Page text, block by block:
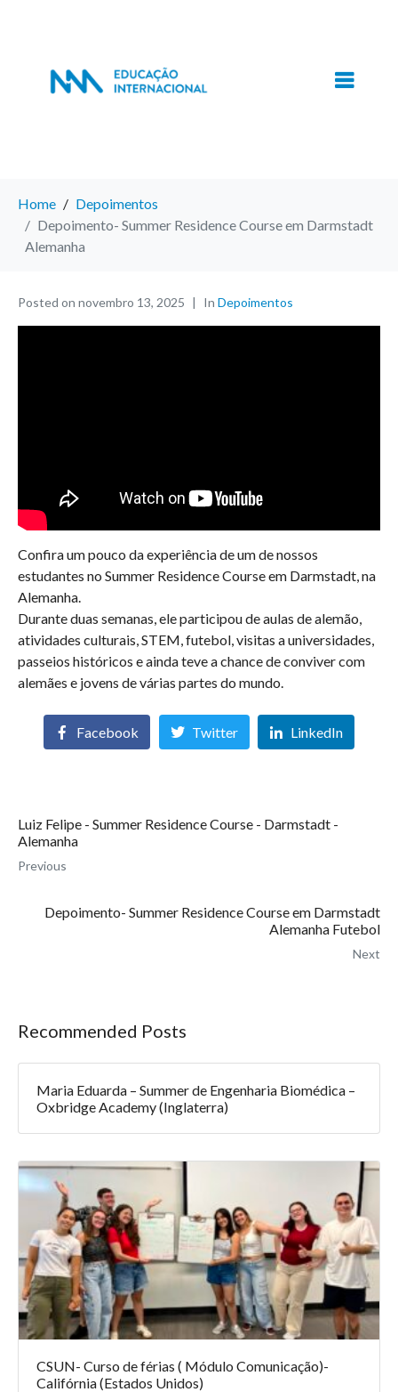
Home
Depoimentos
Depoimento- Summer Residence Course em Darmstadt
Alemanha
Posted on novembro 13, 2025 In Depoimentos
Confira um pouco da experiência de um de nossos
estudantes no Summer Residence Course em Darmstadt, na
Alemanha.
Durante duas semanas, ele participou de aulas de alemão,
atividades culturais, STEM, futebol, visitas a universidades,
passeios históricos e ainda teve a chance de conviver com
alemães e jovens de várias partes do mundo.
Facebook Twitter LinkedIn
Luiz Felipe - Summer Residence Course - Darmstadt -
Alemanha
Previous
Depoimento- Summer Residence Course em Darmstadt
Alemanha Futebol
Next
Recommended Posts
Maria Eduarda – Summer de Engenharia Biomédica –
Oxbridge Academy (Inglaterra)
CSUN- Curso de férias ( Módulo Comunicação)-
Califórnia (Estados Unidos)